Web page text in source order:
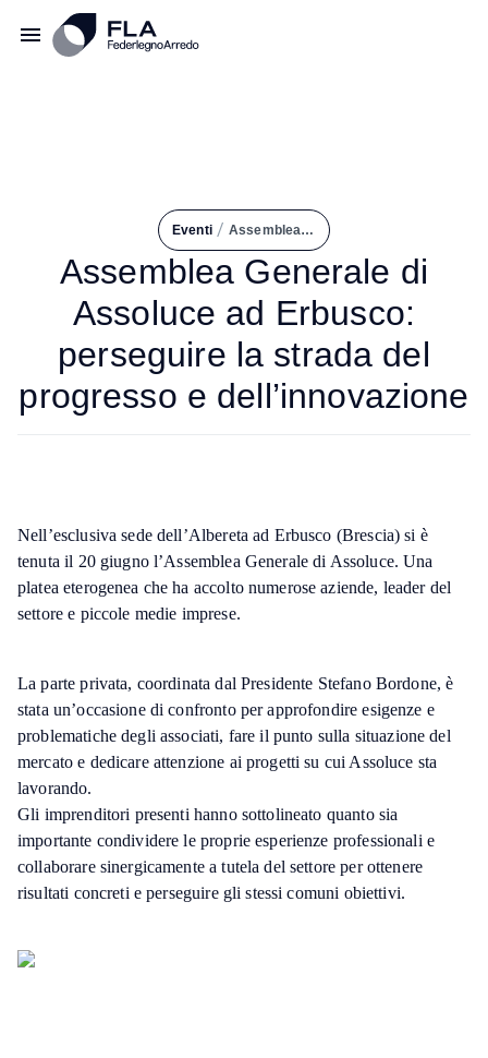
Eventi / Assemblea Generale di Assoluce Ad Erbusco: Perseguire La Strada del Progresso e Dell’innovazione
Assemblea Generale di
Assoluce ad Erbusco:
perseguire la strada del
progresso e dell’innovazione
Nell’esclusiva sede dell’Albereta ad Erbusco (Brescia) si è
tenuta il 20 giugno l’Assemblea Generale di Assoluce. Una
platea eterogenea che ha accolto numerose aziende, leader del
settore e piccole medie imprese.
La parte privata, coordinata dal Presidente Stefano Bordone, è
stata un’occasione di confronto per approfondire esigenze e
problematiche degli associati, fare il punto sulla situazione del
mercato e dedicare attenzione ai progetti su cui Assoluce sta
lavorando.
Gli imprenditori presenti hanno sottolineato quanto sia
importante condividere le proprie esperienze professionali e
collaborare sinergicamente a tutela del settore per ottenere
risultati concreti e perseguire gli stessi comuni obiettivi.